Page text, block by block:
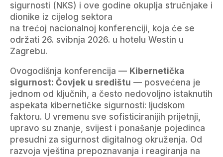
sigurnosti (NKS) i ove godine okuplja stručnjake i
dionike iz cijelog sektora
na trećoj nacionalnoj konferenciji, koja će se
održati 26. svibnja 2026. u hotelu Westin u
Zagrebu.
Ovogodišnja konferencija — Kibernetička
sigurnost: Čovjek u središtu — posvećena je
jednom od ključnih, a često nedovoljno istaknutih
aspekata kibernetičke sigurnosti: ljudskom
faktoru. U vremenu sve sofisticiranijih prijetnji,
upravo su znanje, svijest i ponašanje pojedinca
presudni za sigurnost digitalnog okruženja. Od
razvoja vještina prepoznavanja i reagiranja na